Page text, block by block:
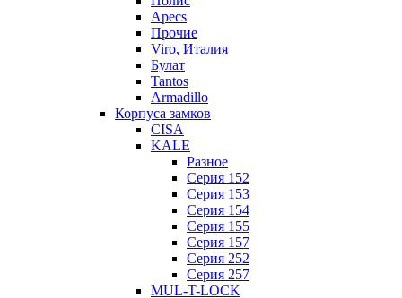
Apecs
Прочие
Viro, Италия
Булат
Tantos
Armadillo
Корпуса замков
CISA
KALE
Разное
Серия 152
Серия 153
Серия 154
Серия 155
Серия 157
Серия 252
Серия 257
MUL-T-LOCK